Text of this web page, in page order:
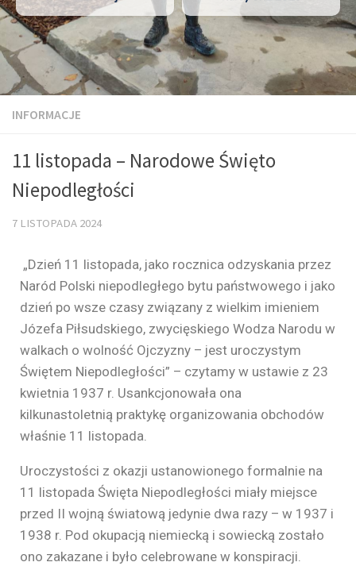
INFORMACJE
11 listopada – Narodowe Święto
Niepodległości
7 LISTOPADA 2024
„Dzień 11 listopada, jako rocznica odzyskania przez
Naród Polski niepodległego bytu państwowego i jako
dzień po wsze czasy związany z wielkim imieniem
Józefa Piłsudskiego, zwycięskiego Wodza Narodu w
walkach o wolność Ojczyzny – jest uroczystym
Świętem Niepodległości” – czytamy w ustawie z 23
kwietnia 1937 r. Usankcjonowała ona
kilkunastoletnią praktykę organizowania obchodów
właśnie 11 listopada.
Uroczystości z okazji ustanowionego formalnie na
11 listopada Święta Niepodległości miały miejsce
przed II wojną światową jedynie dwa razy – w 1937 i
1938 r. Pod okupacją niemiecką i sowiecką zostało
ono zakazane i było celebrowane w konspiracji.